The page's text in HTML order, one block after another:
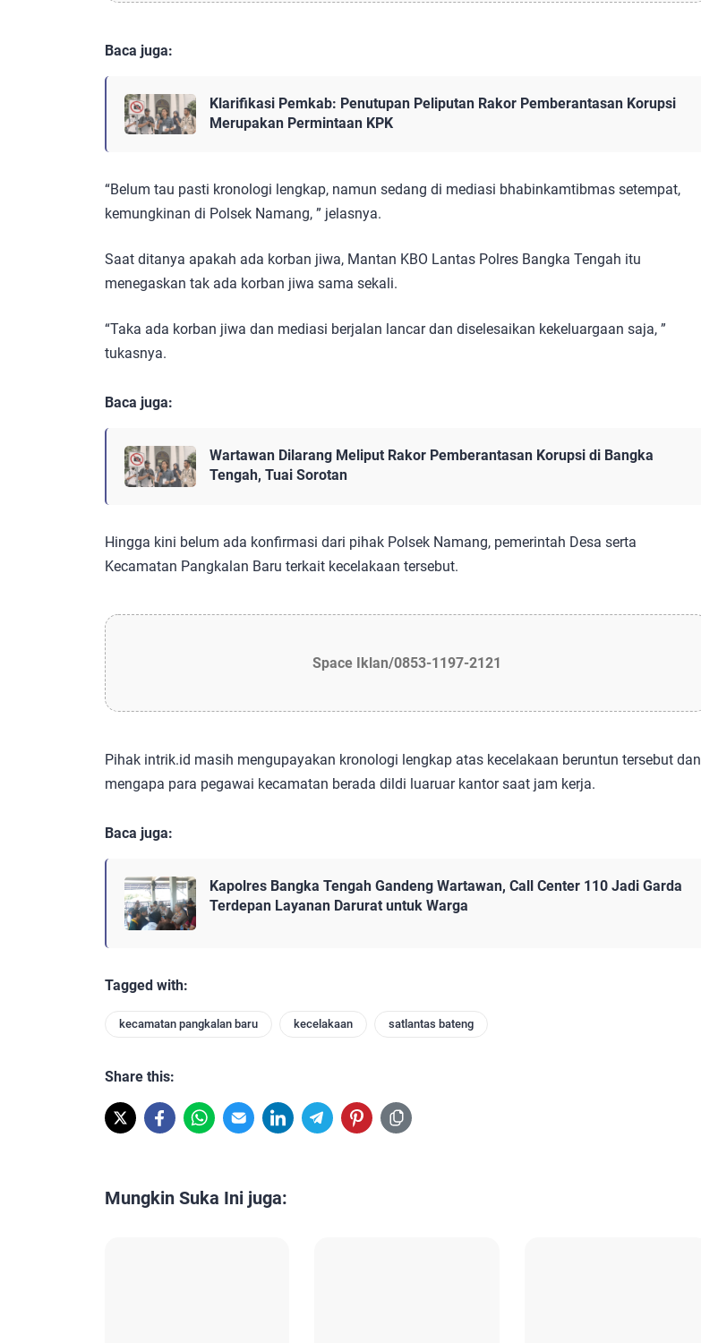
Baca juga:
Klarifikasi Pemkab: Penutupan Peliputan Rakor Pemberantasan Korupsi
Merupakan Permintaan KPK
“Belum tau pasti kronologi lengkap, namun sedang di mediasi bhabinkamtibmas setempat,
kemungkinan di Polsek Namang, ” jelasnya.
Saat ditanya apakah ada korban jiwa, Mantan KBO Lantas Polres Bangka Tengah itu
menegaskan tak ada korban jiwa sama sekali.
“Taka ada korban jiwa dan mediasi berjalan lancar dan diselesaikan kekeluargaan saja, ”
tukasnya.
Baca juga:
Wartawan Dilarang Meliput Rakor Pemberantasan Korupsi di Bangka
Tengah, Tuai Sorotan
Hingga kini belum ada konfirmasi dari pihak Polsek Namang, pemerintah Desa serta
Kecamatan Pangkalan Baru terkait kecelakaan tersebut.
Space Iklan/0853-1197-2121
Pihak intrik.id masih mengupayakan kronologi lengkap atas kecelakaan beruntun tersebut dan
mengapa para pegawai kecamatan berada dildi luaruar kantor saat jam kerja.
Baca juga:
Kapolres Bangka Tengah Gandeng Wartawan, Call Center 110 Jadi Garda
Terdepan Layanan Darurat untuk Warga
Tagged with:
kecamatan pangkalan baru kecelakaan satlantas bateng
Share this:
Mungkin Suka Ini juga: